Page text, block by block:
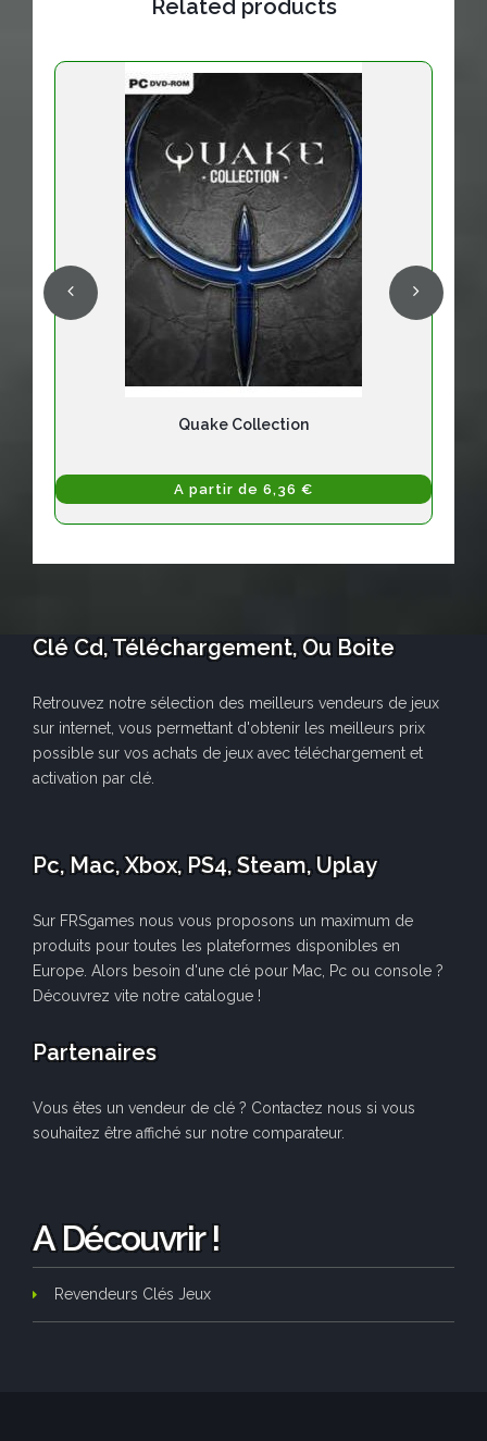
Related products
Quake Collection
A partir de 6,36 €
Clé Cd, Téléchargement, Ou Boite
Retrouvez notre sélection des meilleurs vendeurs de jeux
sur internet, vous permettant d'obtenir les meilleurs prix
possible sur vos achats de jeux avec téléchargement et
activation par clé.
Pc, Mac, Xbox, PS4, Steam, Uplay
Sur FRSgames nous vous proposons un maximum de
produits pour toutes les plateformes disponibles en
Europe. Alors besoin d'une clé pour Mac, Pc ou console ?
Découvrez vite notre catalogue !
Partenaires
Vous êtes un vendeur de clé ? Contactez nous si vous
souhaitez être affiché sur notre comparateur.
A Découvrir !
Revendeurs Clés Jeux